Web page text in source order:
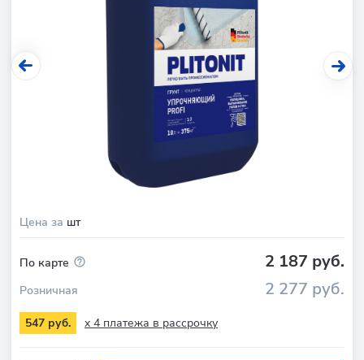
Цена за шт
По карте 2 187 руб.
Розничная 2 277 руб.
547 руб. x 4 платежа в рассрочку